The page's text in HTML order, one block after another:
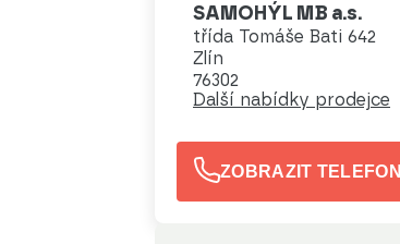
SAMOHÝL MB a.s.
třída Tomáše Bati 642
Zlín
76302
Další nabídky prodejce
ZOBRAZIT TELEFON